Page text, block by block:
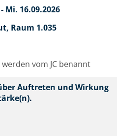
Mi. 16.09.2026
Raum 1.035
vom JC benannt
Auftreten und Wirkung